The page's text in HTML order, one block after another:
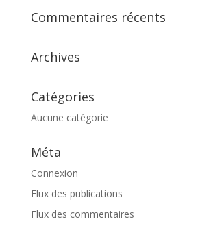
Commentaires récents
Archives
Catégories
Aucune catégorie
Méta
Connexion
Flux des publications
Flux des commentaires